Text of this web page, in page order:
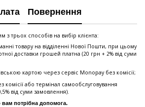
Повернення
з трьох способів на вибір клієнта:
товару на відділенні Нової Пошти, при цьому
доставки грошей платна (20 грн + 2% від суми
картою через сервіс Monopay без комісії;
комісії або термінал самообслуговування
від суми замовлення).
вам потрібна допомога.